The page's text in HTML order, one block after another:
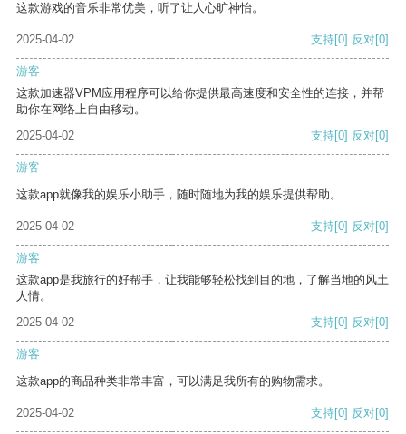
这款游戏的音乐非常优美，听了让人心旷神怡。
2025-04-02 支持[0] 反对[0]
游客
这款加速器VPM应用程序可以给你提供最高速度和安全性的连接，并帮
助你在网络上自由移动。
2025-04-02
支持[0] 反对[0]
游客
这款app就像我的娱乐小助手，随时随地为我的娱乐提供帮助。
2025-04-02 支持[0] 反对[0]
游客
这款app是我旅行的好帮手，让我能够轻松找到目的地，了解当地的风土
人情。
2025-04-02
支持[0] 反对[0]
游客
这款app的商品种类非常丰富，可以满足我所有的购物需求。
2025-04-02 支持[0] 反对[0]